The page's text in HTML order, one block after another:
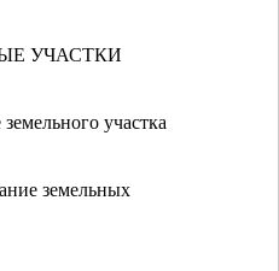
УЧАСТКИ
участка
земельных